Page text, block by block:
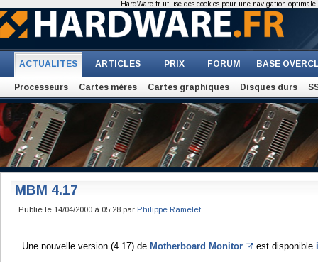
ACTUALITES ARTICLES PRIX FORUM BASE
Processeurs Cartes mères Cartes graphiques Disques durs
MBM 4.17
Publié le 14/04/2000 à 05:28 par Philippe Ramelet
Une nouvelle version (4.17) de Motherboard Monitor est disponible
HardWare.fr utilise des cookies pour une navigation